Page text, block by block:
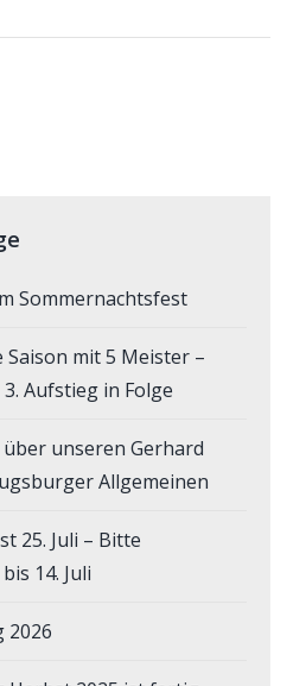
Sommernachtsfest
mit 5 Meister –
Aufstieg in Folge
unseren Gerhard
Allgemeinen
25. Juli – Bitte
14. Juli
2026